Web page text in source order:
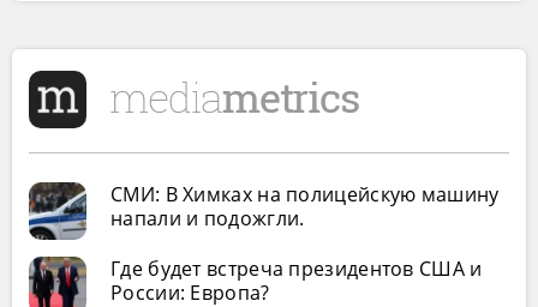
СМИ: В Химках на полицейскую машину
напали и подожгли.
Где будет встреча президентов США и
России: Европа?